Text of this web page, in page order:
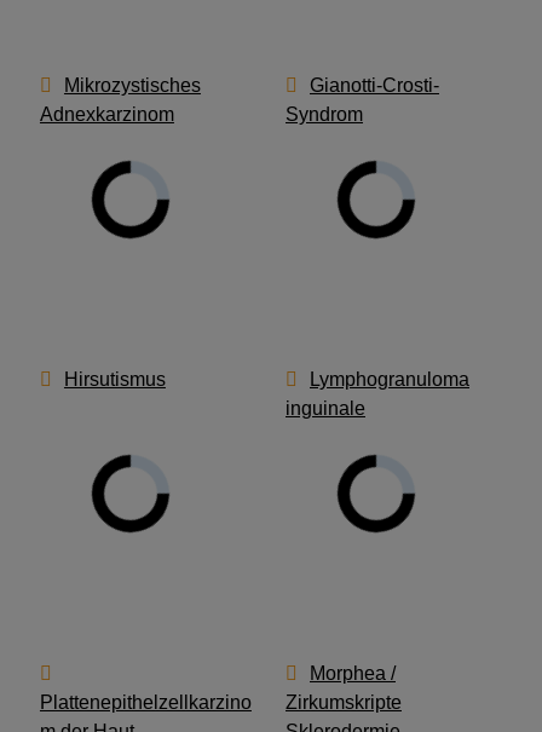
Mikrozystisches
Adnexkarzinom
Gianotti-Crosti-
Syndrom
Hirsutismus
Lymphogranuloma
inguinale
Plattenepithelzellkarzino
Morphea /
Zirkumskripte